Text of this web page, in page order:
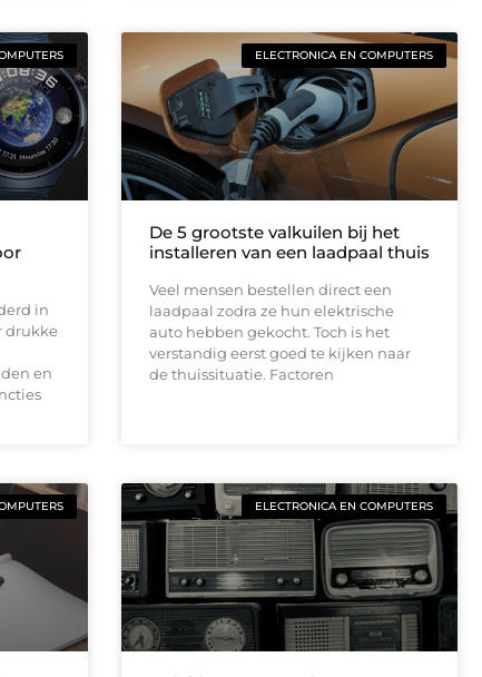
in
drukke
en
ELECTRONICA EN COMPUTERS
De 5 grootste valkuilen bij het
installeren van een laadpaal thuis
Veel mensen bestellen direct een
laadpaal zodra ze hun elektrische
auto hebben gekocht. Toch is het
verstandig eerst goed te kijken naar
de thuissituatie. Factoren
ELECTRONICA EN COMPUTERS